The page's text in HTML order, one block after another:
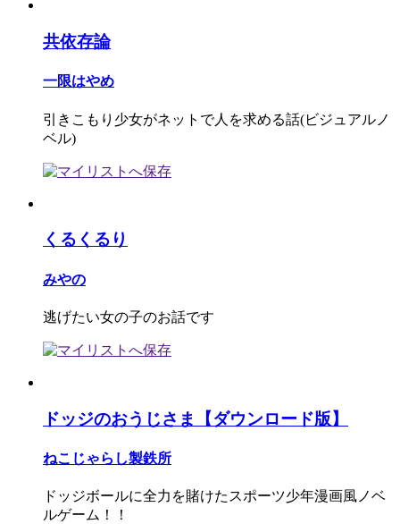
共依存論
一限はやめ
引きこもり少女がネットで人を求める話(ビジュアルノ
ベル)
くるくるり
みやの
逃げたい女の子のお話です
ドッジのおうじさま【ダウンロード版】
ねこじゃらし製鉄所
ドッジボールに全力を賭けたスポーツ少年漫画風ノベ
ルゲーム！！